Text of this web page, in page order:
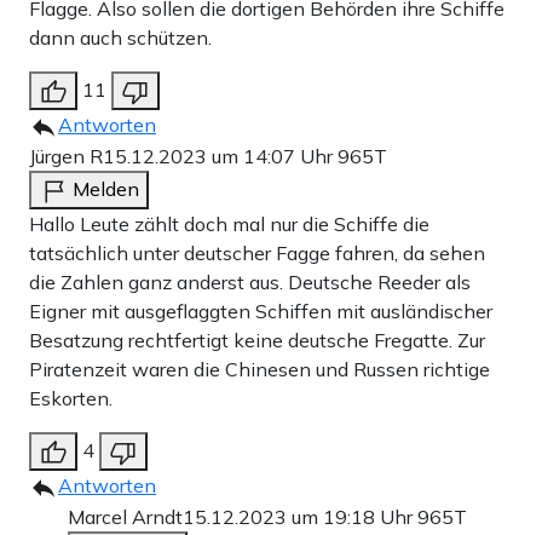
Flagge. Also sollen die dortigen Behörden ihre Schiffe
dann auch schützen.
11
Antworten
Jürgen R15.12.2023 um 14:07 Uhr965T
Melden
Hallo Leute zählt doch mal nur die Schiffe die
tatsächlich unter deutscher Fagge fahren, da sehen
die Zahlen ganz anderst aus. Deutsche Reeder als
Eigner mit ausgeflaggten Schiffen mit ausländischer
Besatzung rechtfertigt keine deutsche Fregatte. Zur
Piratenzeit waren die Chinesen und Russen richtige
Eskorten.
4
Antworten
Marcel Arndt15.12.2023 um 19:18 Uhr965T